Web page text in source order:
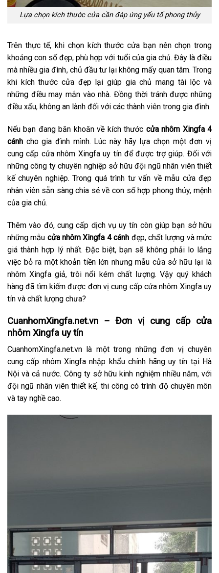
Lựa chọn kích thước cửa cần đáp ứng yếu tố phong thủy
Trên thực tế, khi chọn kích thước cửa bạn nên chọn trong
khoảng con số đẹp, phù hợp với tuổi của gia chủ. Đây là điều
mà nhiều gia đình, chủ đầu tư lại không mấy quan tâm. Trong
khi kích thước cửa đẹp lại giúp gia chủ mang tài lộc và
những điều may mắn vào nhà. Đồng thời tránh được những
điều xấu, không an lành đối với các thành viên trong gia đình.
Nếu bạn đang băn khoăn về kích thước cửa nhôm Xingfa 4
cánh cho gia đình mình. Lúc này hãy lựa chọn một đơn vị
cung cấp cửa nhôm Xingfa uy tín để được trợ giúp. Đối với
những công ty chuyên nghiệp sở hữu đội ngũ nhân viên thiết
kế chuyên nghiệp. Trong quá trình tư vấn về mẫu cửa đẹp
nhân viên sẵn sàng chia sẻ về con số hợp phong thủy, mệnh
của gia chủ.
Thêm vào đó, cung cấp dịch vụ uy tín còn giúp bạn sở hữu
những mẫu cửa nhôm Xingfa 4 cánh đẹp, chất lượng và mức
giá thành hợp lý nhất. Đặc biệt, bạn sẽ không phải lo lắng
việc bỏ ra một khoản tiền lớn nhưng mẫu cửa sở hữu lại là
nhôm Xingfa giả, trôi nổi kém chất lượng. Vậy quý khách
hàng đã tìm kiếm được đơn vị cung cấp cửa nhôm Xingfa uy
tín và chất lượng chưa?
CuanhomXingfa.net.vn – Đơn vị cung cấp cửa
nhôm Xingfa uy tín
CuanhomXingfa.net.vn là một trong những đơn vị chuyên
cung cấp nhôm Xingfa nhập khẩu chính hãng uy tín tại Hà
Nội và cả nước. Công ty sở hữu kinh nghiệm nhiều năm, với
đội ngũ nhân viên thiết kế, thi công có trình độ chuyên môn
và tay nghề cao.